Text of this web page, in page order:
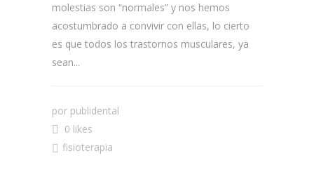
molestias son “normales” y nos hemos
acostumbrado a convivir con ellas, lo cierto
es que todos los trastornos musculares, ya
sean...
por publidental
0 likes
fisioterapia